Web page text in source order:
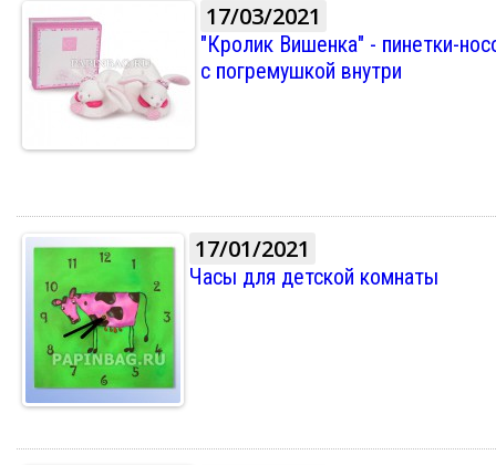
17/03/2021
"Кролик Вишенка" - пинетки-
с погремушкой внутри
17/01/2021
Часы для детской комнаты